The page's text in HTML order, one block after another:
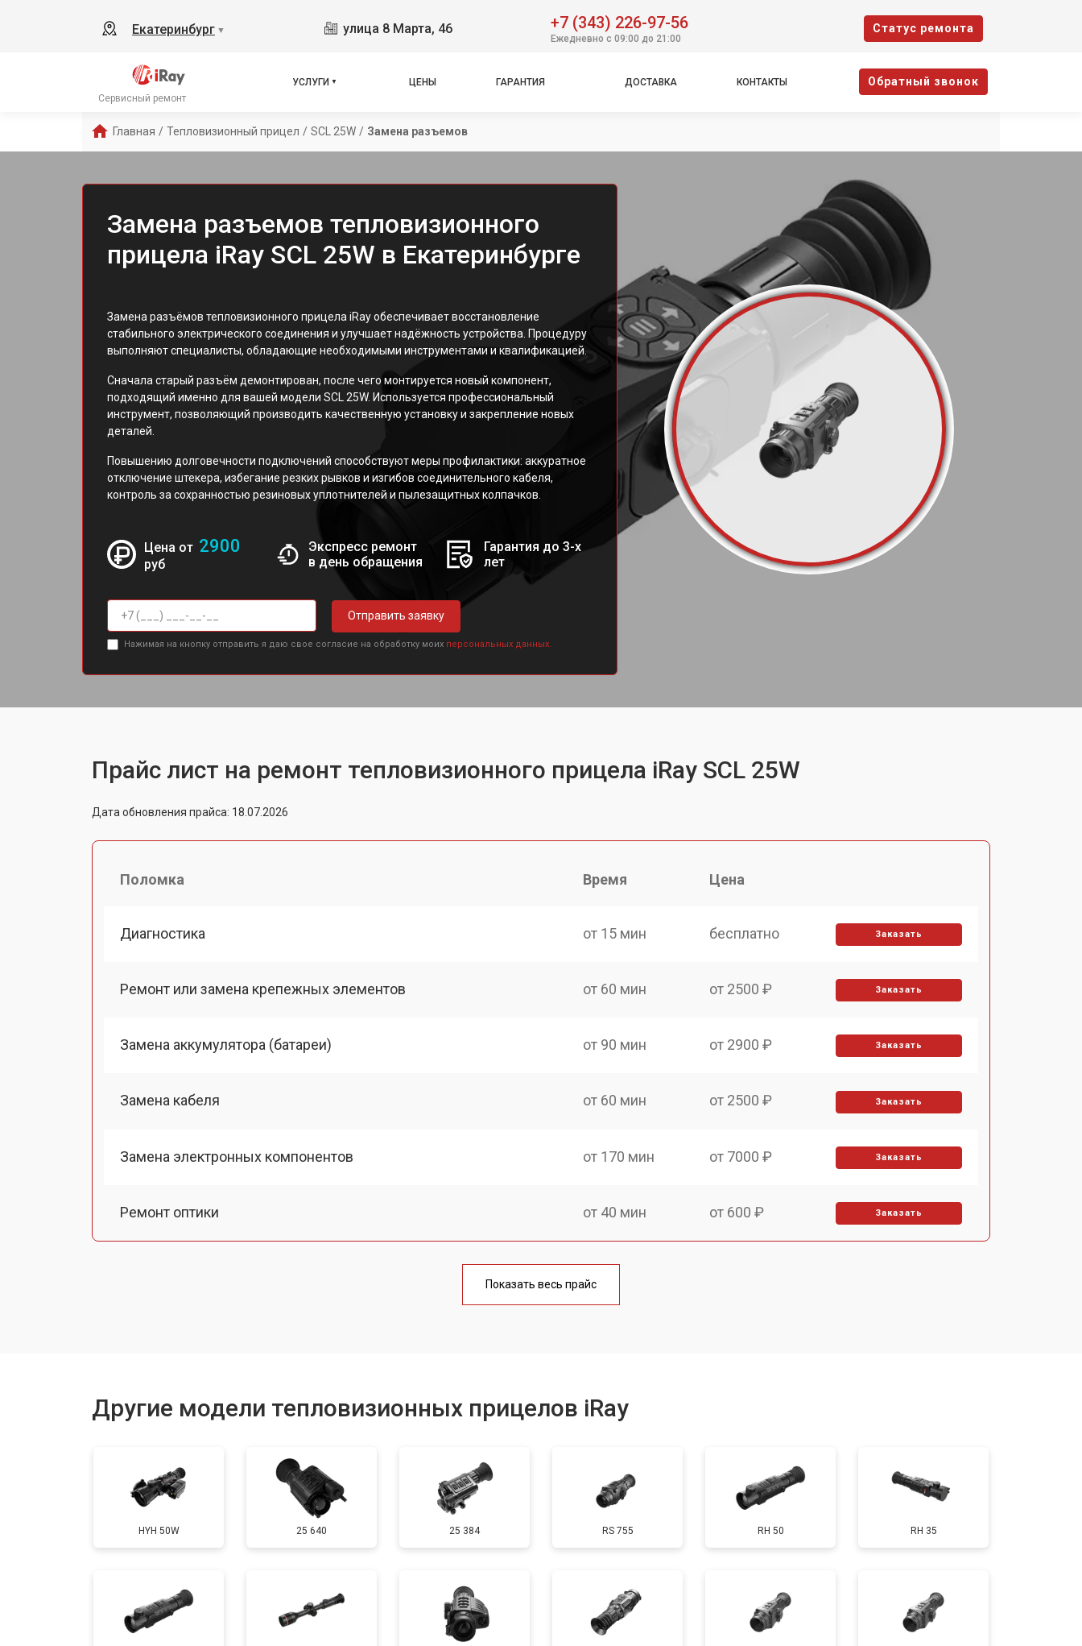
Екатеринбург ▼ улица 8 Марта, 46 +7 (343) 226-97-56
Ежедневно с 09:00 до 21:00
Cтатус ремонта
Сервисный ремонт
УСЛУГИ ЦЕНЫ ГАРАНТИЯ ДОСТАВКА КОНТАКТЫ Oбратный звонок
Главная / Тепловизионный прицел / SCL 25W / Замена разъемов
Замена разъемов тепловизионного
прицела iRay SCL 25W в Екатеринбурге
Замена разъёмов тепловизионного прицела iRay обеспечивает восстановление
стабильного электрического соединения и улучшает надёжность устройства. Процедуру
выполняют специалисты, обладающие необходимыми инструментами и квалификацией.
Сначала старый разъём демонтирован, после чего монтируется новый компонент,
подходящий именно для вашей модели SCL 25W. Используется профессиональный
инструмент, позволяющий производить качественную установку и закрепление новых
деталей.
Повышению долговечности подключений способствуют меры профилактики: аккуратное
отключение штекера, избегание резких рывков и изгибов соединительного кабеля,
контроль за сохранностью резиновых уплотнителей и пылезащитных колпачков.
Цена от 2900
руб
Экспресс ремонт
в день обращения
Гарантия до 3-х
лет
Отправить заявку
Нажимая на кнопку отправить я даю свое согласие на обработку моих персональных данных.
Прайс лист на ремонт тепловизионного прицела iRay SCL 25W
Дата обновления прайса: 18.07.2026
Поломка Время Цена
Диагностика от 15 мин бесплатно Заказать
Ремонт или замена крепежных элементов от 60 мин от 2500 ₽ Заказать
Замена аккумулятора (батареи) от 90 мин от 2900 ₽ Заказать
Замена кабеля от 60 мин от 2500 ₽ Заказать
Замена электронных компонентов от 170 мин от 7000 ₽ Заказать
Ремонт оптики от 40 мин от 600 ₽ Заказать
от 170 мин
Показать весь прайс
Другие модели тепловизионных прицелов iRay
HYH 50W 25 640 25 384 RS 755 RH 50 RH 35